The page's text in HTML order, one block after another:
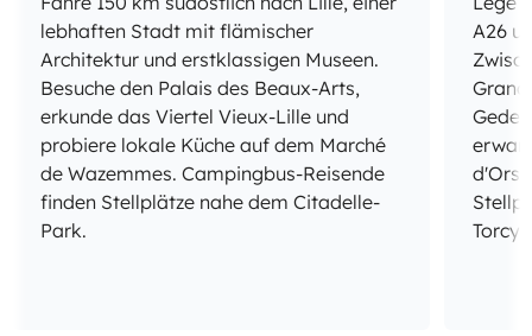
lebhaften Stadt mit flämischer
Architektur und erstklassigen Museen.
Besuche den Palais des Beaux-Arts,
erkunde das Viertel Vieux-Lille und
probiere lokale Küche auf dem Marché
de Wazemmes. Campingbus-Reisende
finden Stellplätze nahe dem Citadelle-
Park.
A26
Torcy